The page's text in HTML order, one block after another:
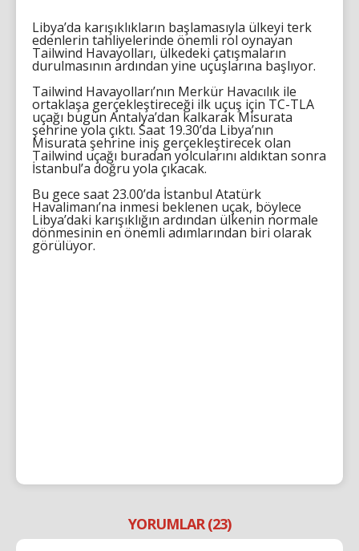
Libya’da karışıklıkların başlamasıyla ülkeyi terk
edenlerin tahliyelerinde önemli rol oynayan
Tailwind Havayolları, ülkedeki çatışmaların
durulmasının ardından yine uçuşlarına başlıyor.
Tailwind Havayolları’nın Merkür Havacılık ile
ortaklaşa gerçekleştireceği ilk uçuş için TC-TLA
uçağı bugün Antalya’dan kalkarak Misurata
şehrine yola çıktı. Saat 19.30’da Libya’nın
Misurata şehrine iniş gerçekleştirecek olan
Tailwind uçağı buradan yolcularını aldıktan sonra
İstanbul’a doğru yola çıkacak.
Bu gece saat 23.00’da İstanbul Atatürk
Havalimanı’na inmesi beklenen uçak, böylece
Libya’daki karışıklığın ardından ülkenin normale
dönmesinin en önemli adımlarından biri olarak
görülüyor.
YORUMLAR (23)